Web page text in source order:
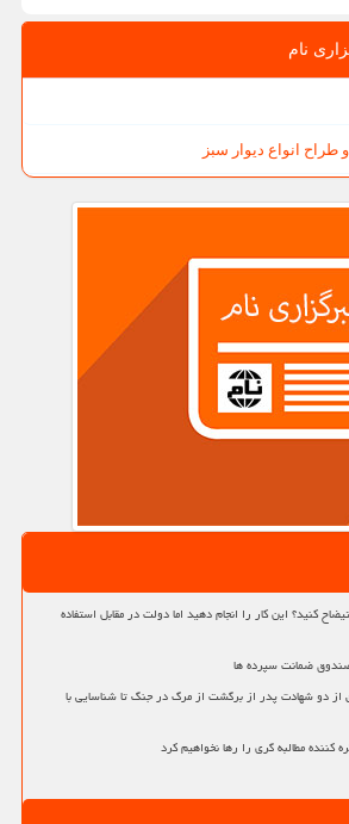
نام
انواع دیوار سبز
کنید؟ این کار را انجام دهید اما دولت در مقابل استفاده
ضمانت سپرده ها
دو شهادت پدر از برگشت از مرگ در جنگ تا شناسایی با
کننده مطالبه گری را رها نخواهیم کرد